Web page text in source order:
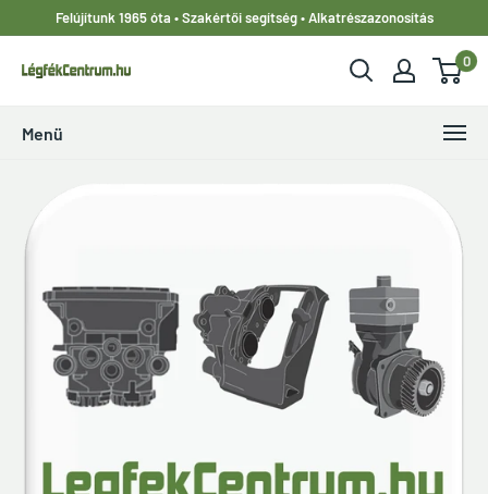
tartalomhoz
Felújítunk 1965 óta • Szakértői segítség • Alkatrészazonosítás
LegfekCentrum.hu
0
Menü